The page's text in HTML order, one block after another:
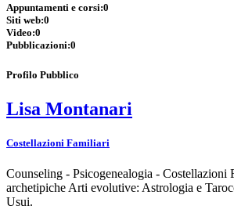
Appuntamenti e corsi:0
Siti web:0
Video:0
Pubblicazioni:0
Profilo Pubblico
Lisa Montanari
Costellazioni Familiari
Counseling - Psicogenealogia - Costellazioni
archetipiche Arti evolutive: Astrologia e
Usui.